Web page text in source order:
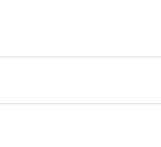
Cast Iron